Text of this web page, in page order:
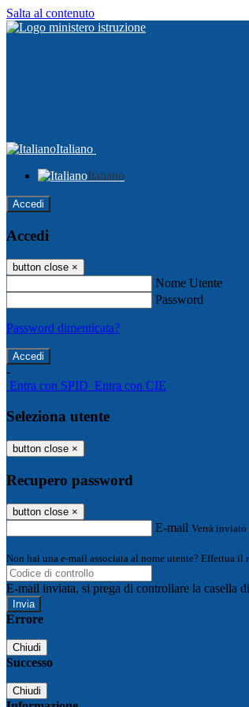
Salta al contenuto
Italiano
Italiano
Accedi
Accedi
button close ×
Nome Utente
Password
Password dimenticata?
-
Entra con SPID Entra con CIE
Seleziona utente
button close ×
Recupero password
button close ×
E-mail Verrà
Non hai una e-mail associata al nome utente? Effettua il
E-mail inviata, si prega di controllare la casella
Errore
Chiudi
Successo
Chiudi